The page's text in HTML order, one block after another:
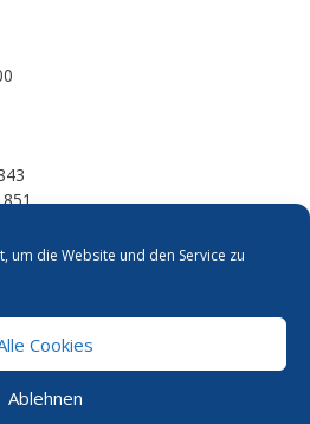
um die Website und den Service zu
Cookies
Ablehnen
de
Cookie-Richtlinie